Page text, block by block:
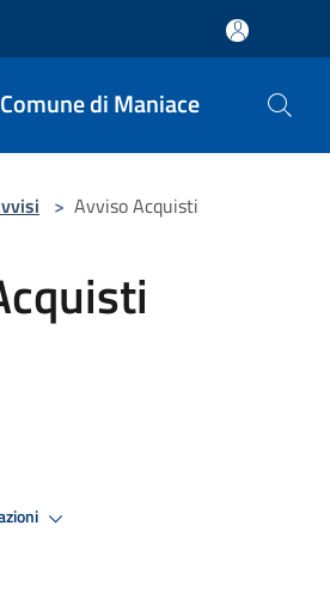
Comune di Maniace
> Avviso Acquisti